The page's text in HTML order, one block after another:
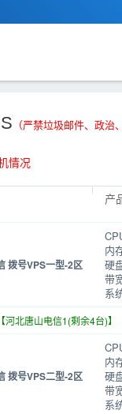
（严禁垃圾邮件、政
情况
产
拨号VPS一型-2区
内
硬
带
系
【河北唐山电信1(剩余4台)】
拨号VPS二型-2区
内
硬
带
系